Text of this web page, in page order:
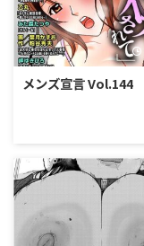
メンズ宣言 Vol.144